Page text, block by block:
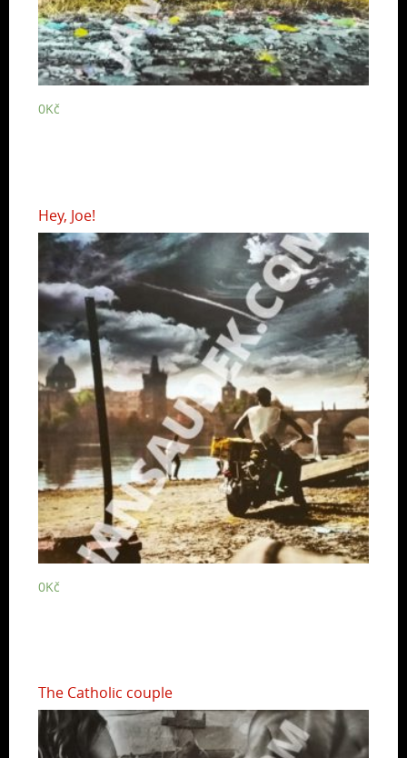
0Kč
Hey, Joe!
0Kč
The Catholic couple